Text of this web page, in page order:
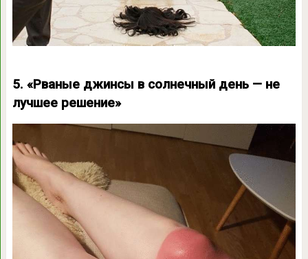
5. «Рваные джинсы в солнечный день — не
лучшее решение»